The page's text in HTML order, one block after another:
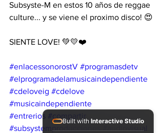
Subsyste-M en estos 10 años de reggae
culture... y se viene el proximo disco! 😍
SIENTE LOVE! 💚💛❤️
#enlacessonorostV #programasdetv
#elprogramadelamusicaindependiente
#cdeloveig #cdelove
#musicaindependiente
#entrerios #compartir
#subsystemproducciones
Built with Interactive Studio